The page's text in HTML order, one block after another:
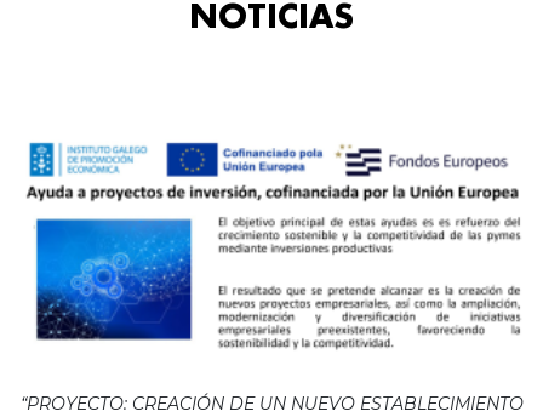
NOTICIAS
“PROYECTO: CREACIÓN DE UN NUEVO ESTABLECIMIENTO